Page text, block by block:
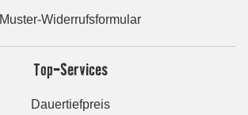
Muster-Widerrufsformular
Top-Services
Dauertiefpreis